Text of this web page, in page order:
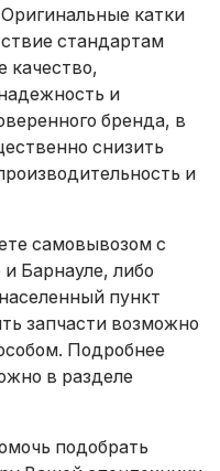
катки
стандартам
качество,
и
бренда, в
снизить
и
самовывозом с
Барнауле, либо
пункт
запчасти возможно
Подробнее
в разделе
подобрать